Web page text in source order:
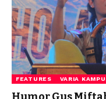
FEATURES VARIA